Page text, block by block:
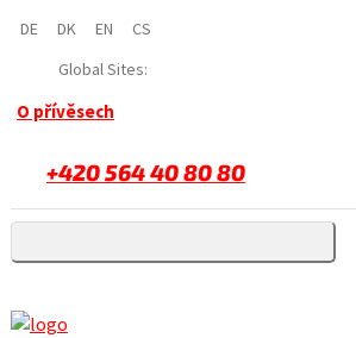
DE DK EN
CS
Global Sites:
O přívěsech
+420 564 40 80 80